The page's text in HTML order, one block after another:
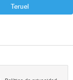
Teruel